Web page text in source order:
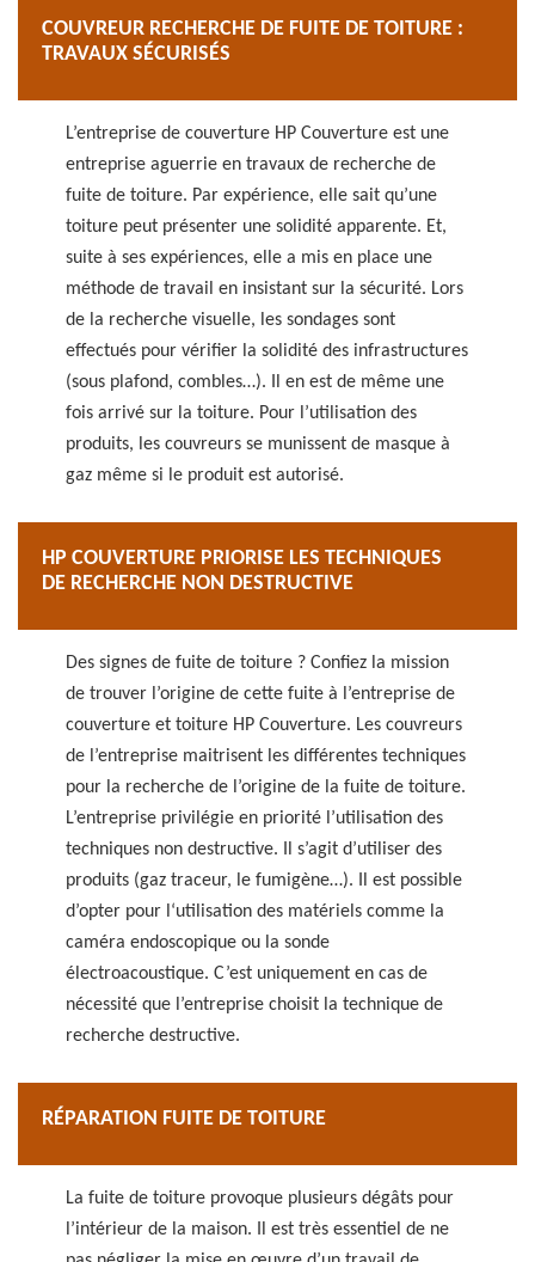
COUVREUR RECHERCHE DE FUITE DE TOITURE :
TRAVAUX SÉCURISÉS
L’entreprise de couverture HP Couverture est une
entreprise aguerrie en travaux de recherche de
fuite de toiture. Par expérience, elle sait qu’une
toiture peut présenter une solidité apparente. Et,
suite à ses expériences, elle a mis en place une
méthode de travail en insistant sur la sécurité. Lors
de la recherche visuelle, les sondages sont
effectués pour vérifier la solidité des infrastructures
(sous plafond, combles…). Il en est de même une
fois arrivé sur la toiture. Pour l’utilisation des
produits, les couvreurs se munissent de masque à
gaz même si le produit est autorisé.
HP COUVERTURE PRIORISE LES TECHNIQUES
DE RECHERCHE NON DESTRUCTIVE
Des signes de fuite de toiture ? Confiez la mission
de trouver l’origine de cette fuite à l’entreprise de
couverture et toiture HP Couverture. Les couvreurs
de l’entreprise maitrisent les différentes techniques
pour la recherche de l’origine de la fuite de toiture.
L’entreprise privilégie en priorité l’utilisation des
techniques non destructive. Il s’agit d’utiliser des
produits (gaz traceur, le fumigène…). Il est possible
d’opter pour l‘utilisation des matériels comme la
caméra endoscopique ou la sonde
électroacoustique. C’est uniquement en cas de
nécessité que l’entreprise choisit la technique de
recherche destructive.
RÉPARATION FUITE DE TOITURE
La fuite de toiture provoque plusieurs dégâts pour
l’intérieur de la maison. Il est très essentiel de ne